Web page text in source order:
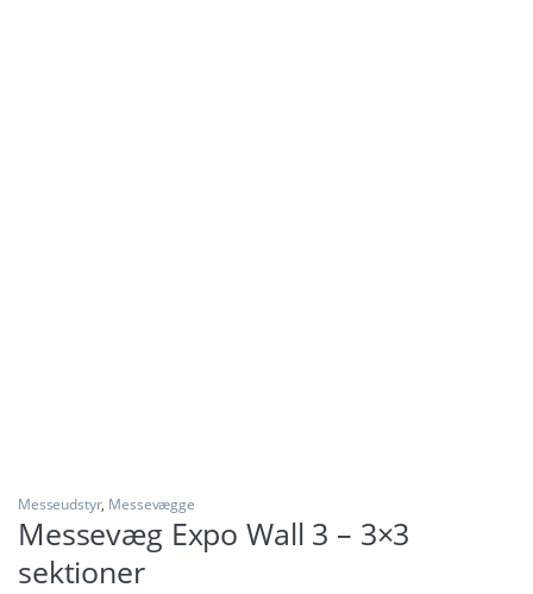
Messeudstyr, Messevægge
Messevæg Expo Wall 3 – 3×3
sektioner